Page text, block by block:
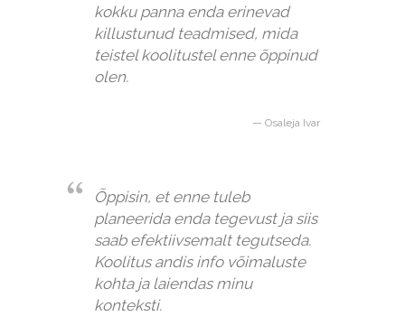
kokku panna enda erinevad
killustunud teadmised, mida
teistel koolitustel enne õppinud
olen.
Osaleja Ivar
Õppisin, et enne tuleb
planeerida enda tegevust ja siis
saab efektiivsemalt tegutseda.
Koolitus andis info võimaluste
kohta ja laiendas minu
konteksti.